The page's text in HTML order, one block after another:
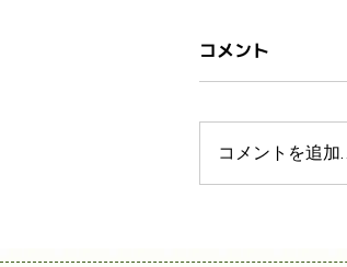
コメント
コメントを追加…